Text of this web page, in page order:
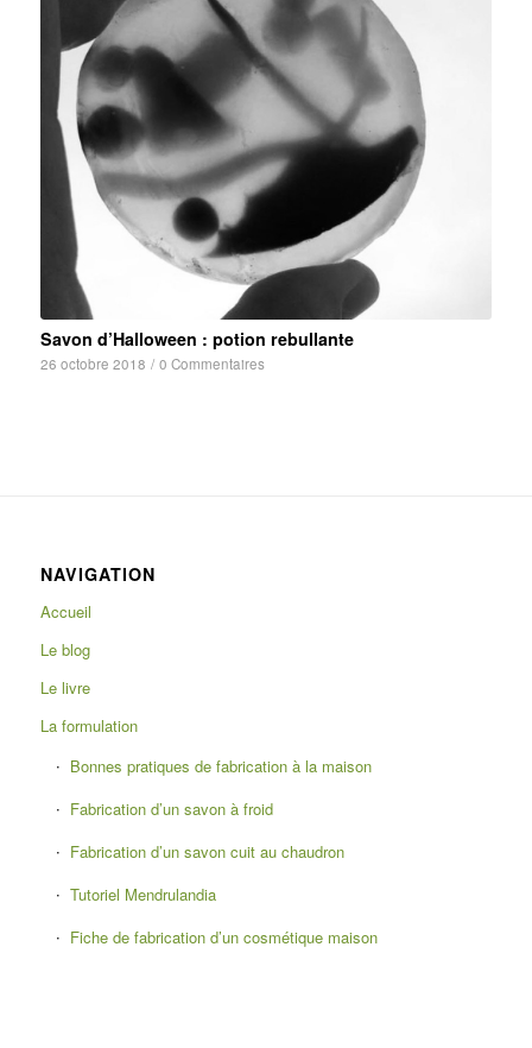
Savon d’Halloween : potion rebullante
26 octobre 2018 / 0 Commentaires
NAVIGATION
Accueil
Le blog
Le livre
La formulation
Bonnes pratiques de fabrication à la maison
Fabrication d’un savon à froid
Fabrication d’un savon cuit au chaudron
Tutoriel Mendrulandia
Fiche de fabrication d’un cosmétique maison